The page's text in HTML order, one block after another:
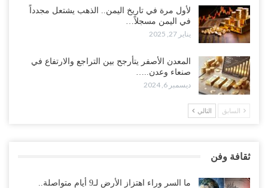
لأول مرة في تاريخ اليمن.. الذهب يشتعل مجدداً
في اليمن مسجلاً…
يناير 27, 2025
المعدن الأصفر يتأرجح بين التراجع والارتفاع في
صنعاء وعدن..…
ديسمبر 6, 2024
السابق التالي
ثقافة وفن
ما السر وراء اهتزاز الأرض لـ9 أيام متواصلة..